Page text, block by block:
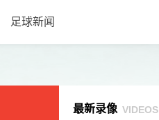
足球新闻
最新录像 VIDEOS